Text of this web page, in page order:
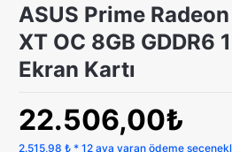
ASUS Prime
XT OC 8GB GDDR6
Ekran Kartı
22.506,00₺
2.515,98 ₺ * 12 aya varan ödeme